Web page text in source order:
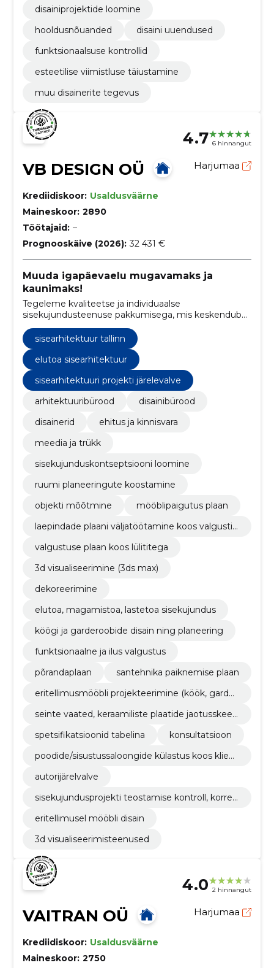
disainiprojektide loomine
hooldusnõuanded
disaini uuendused
funktsionaalsuse kontrollid
esteetilise viimistluse täiustamine
muu disainerite tegevus
4.7 6 hinnangut
VB DESIGN OÜ Harjumaa
Krediidiskoor: Usaldusväärne
Maineskoor: 2890
Töötajaid: –
Prognooskäive (2026): 32 431 €
Muuda igapäevaelu mugavamaks ja
kaunimaks!
Tegeleme kvaliteetse ja individuaalse
sisekujundusteenuse pakkumisega, mis keskendub
klientide isikupära ja vajaduste esiletõstmisele.
sisearhitektuur tallinn
elutoa sisearhitektuur
sisearhitektuuri projekti järelevalve
arhitektuuribürood
disainibürood
disainerid
ehitus ja kinnisvara
meedia ja trükk
sisekujunduskontseptsiooni loomine
ruumi planeeringute koostamine
objekti mõõtmine
mööblipaigutus plaan
laepindade plaani väljatöötamine koos valgustit
valgustuse plaan koos lülititega
3d visualiseerimine (3ds max)
dekoreerimine
elutoa, magamistoa, lastetoa sisekujundus
köögi ja garderoobide disain ning planeering
funktsionaalne ja ilus valgustus
põrandaplaan
santehnika paiknemise plaan
eritellimusmööbli projekteerimine (köök, garder
seinte vaated, keraamiliste plaatide jaotusskee
spetsifikatsioonid tabelina
konsultatsioon
poodide/sisustussaloongide külastus koos klien
autorijärelvalve
sisekujundusprojekti teostamise kontroll, korrek
eritellimusel mööbli disain
3d visualiseerimisteenused
4.0 2 hinnangut
VAITRAN OÜ Harjumaa
Krediidiskoor: Usaldusväärne
Maineskoor: 2750